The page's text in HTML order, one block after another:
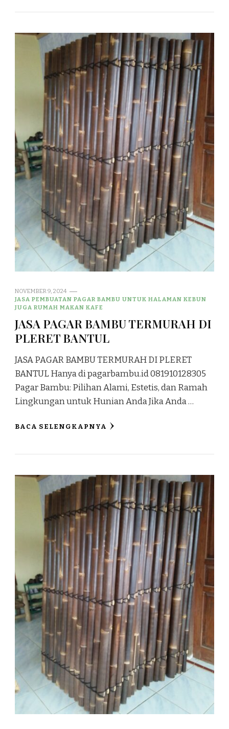
NOVEMBER 9, 2024
JASA PEMBUATAN PAGAR BAMBU UNTUK HALAMAN KEBUN
JUGA RUMAH MAKAN KAFE
JASA PAGAR BAMBU TERMURAH DI
PLERET BANTUL
JASA PAGAR BAMBU TERMURAH DI PLERET
BANTUL Hanya di pagarbambu.id 081910128305
Pagar Bambu: Pilihan Alami, Estetis, dan Ramah
Lingkungan untuk Hunian Anda Jika Anda …
BACA SELENGKAPNYA